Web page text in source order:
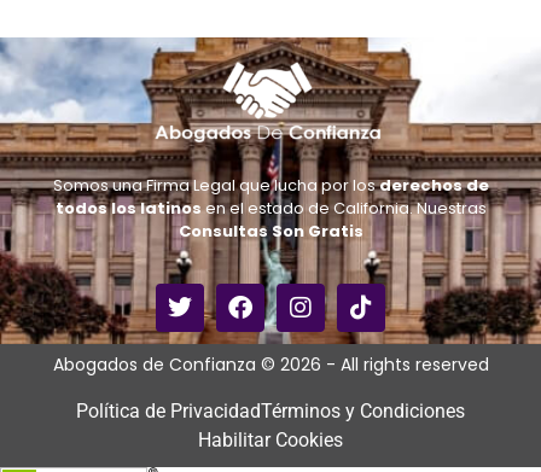
Somos una Firma Legal que lucha por losderechos de
todos los latinosen el estado de California. Nuestras
Consultas Son Gratis
Abogados de Confianza © 2026 - All rights reserved
Política de PrivacidadTérminos y Condiciones
Habilitar Cookies